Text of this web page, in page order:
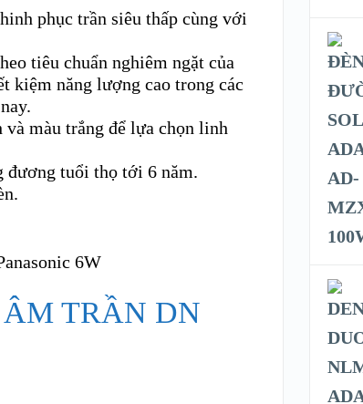
phục trần siêu thấp cùng với
tiêu chuẩn nghiêm ngặt của
kiệm năng lượng cao trong các
màu trắng để lựa chọn linh
đương tuổi thọ tới 6 năm.
TRẦN DN